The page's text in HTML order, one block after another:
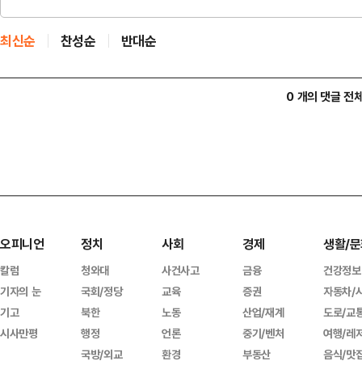
최신순 찬성순 반대순
0 개의 댓글 전
오피니언
칼럼
기자의 눈
기고
시사만평
정치
청와대
국회/정당
북한
행정
국방/외교
사회
사건사고
교육
노동
언론
환경
경제
금융
증권
산업/재계
중기/벤처
부동산
생활/
건강정보
자동차/
도로/교
여행/레
음식/맛